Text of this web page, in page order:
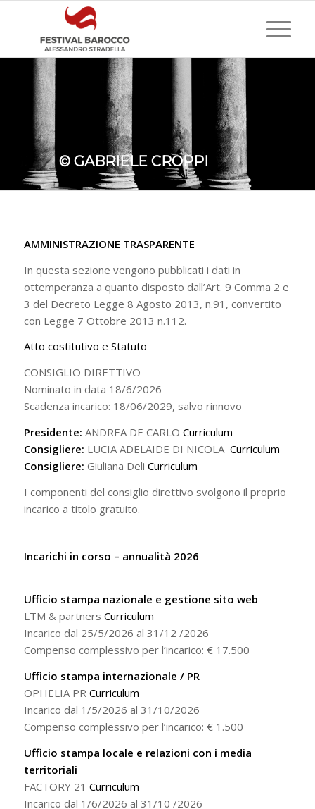
© GABRIELE CROPPI
AMMINISTRAZIONE TRASPARENTE
In questa sezione vengono pubblicati i dati in
ottemperanza a quanto disposto dall’Art. 9 Comma 2 e
3 del Decreto Legge 8 Agosto 2013, n.91, convertito
con Legge 7 Ottobre 2013 n.112.
Atto costitutivo e Statuto
CONSIGLIO DIRETTIVO
Nominato in data 18/6/2026
Scadenza incarico: 18/06/2029, salvo rinnovo
Presidente: ANDREA DE CARLO Curriculum
Consigliere: LUCIA ADELAIDE DI NICOLA Curriculum
Consigliere: Giuliana Deli Curriculum
I componenti del consiglio direttivo svolgono il proprio
incarico a titolo gratuito.
Incarichi in corso – annualità 2026
Ufficio stampa nazionale e gestione sito web
LTM & partners Curriculum
Incarico dal 25/5/2026 al 31/12 /2026
Compenso complessivo per l’incarico: € 17.500
Ufficio stampa internazionale / PR
OPHELIA PR Curriculum
Incarico dal 1/5/2026 al 31/10/2026
Compenso complessivo per l’incarico: € 1.500
Ufficio stampa locale e relazioni con i media
territoriali
FACTORY 21 Curriculum
Incarico dal 1/6/2026 al 31/10 /2026